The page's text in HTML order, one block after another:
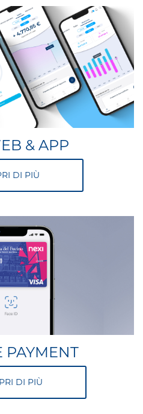
& APP
DI PIÙ
PAYMENT
DI PIÙ